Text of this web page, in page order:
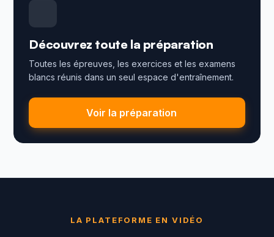
Découvrez toute la préparation
Toutes les épreuves, les exercices et les examens
blancs réunis dans un seul espace d'entraînement.
Voir la préparation
LA PLATEFORME EN VIDÉO